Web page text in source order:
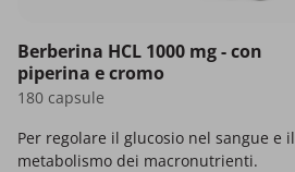
Berberina HCL 1000 mg - con
piperina e cromo
180 capsule
Per regolare il glucosio nel sangue e il
metabolismo dei macronutrienti.